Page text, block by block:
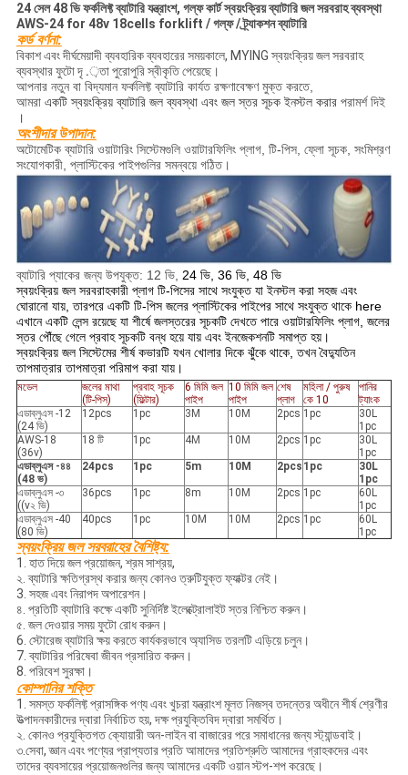
24 সেল 48 ভি ফর্কলিফ্ট ব্যাটারি যন্ত্রাংশ, গল্ফ কার্ট স্বয়ংক্রিয় ব্যাটারি জল সরবরাহ ব্যবস্থা
AWS-24 for 48v 18cells forklift / গল্ফ / ট্র্যাকশন ব্যাটারি
কর্ড বর্ণনা:
বিকাশ এবং দীর্ঘমেয়াদী ব্যবহারিক ব্যবহারের সময়কালে, MYING স্বয়ংক্রিয় জল সরবরাহ
ব্যবস্থার ফুটো দৃ .়তা পুরোপুরি স্বীকৃতি পেয়েছে।
আপনার নতুন বা বিদ্যমান ফর্কলিফ্ট ব্যাটারি কার্যত রক্ষণাবেক্ষণ মুক্ত করতে,
আমরা একটি স্বয়ংক্রিয় ব্যাটারি জল ব্যবস্থা এবং জল স্তর সূচক ইনস্টল করারপরামর্শ দিই
।
অংশীদারউপাদান:
অটোমেটিক ব্যাটারি ওয়াটারিং সিস্টেমগুলি ওয়াটারফিলিং প্লাগ, টি-পিস, ফ্লো সূচক, সংমিশ্রণ
সংযোগকারী, প্লাস্টিকের পাইপগুলির সমন্বয়ে গঠিত।
ব্যাটারি প্যাকের জন্য উপযুক্ত: 12 ভি, 24 ভি, 36 ভি, 48 ভি
স্বয়ংক্রিয় জল সরবরাহকারী প্লাগ টি-পিসের সাথে সংযুক্ত যা ইনস্টল করা সহজ এবং
ঘোরানো যায়, তারপরে একটি টি-পিস জলের প্লাস্টিকের পাইপের সাথে সংযুক্ত থাকে here
এখানে একটি লেন্স রয়েছে যা শীর্ষে জলস্তরের সূচকটি দেখতে পারে ওয়াটারফিলিং প্লাগ, জলের
স্তর পৌঁছে গেলে প্রবাহ সূচকটি বন্ধ হয়ে যায় এবং ইনজেকশনটি সমাপ্ত হয়।
স্বয়ংক্রিয় জল সিস্টেমের শীর্ষ কভারটি যখন খোলার দিকে ঝুঁকে থাকে, তখন বৈদ্যুতিন
তাপমাত্রার তাপমাত্রা পরিমাপ করা যায়।
মডেল
জলের মাথা
(টি-পিস)
প্রবাহ সূচক
(ফিল্টার)
6 মিমি জল
পাইপ
10 মিমি জল
পাইপ
শেষ
প্লাগ
মহিলা / পুরুষ
কে 10
পানির
ট্যাংক
এডাব্লুএস -12
(24 ভি)
12pcs 1pc 3M 10M 2pcs 1pc
30L
1pc
AWS-18
(36v)
18 টি 1pc 4M 10M 2pcs 1pc
30L
1pc
এডাব্লুএস -৪৪
(48 ভ)
24pcs 1pc 5m 10M 2pcs 1pc
30L
1pc
এডাব্লুএস -৩
((v২ ভি)
36pcs 1pc 8m 10M 2pcs 1pc
60L
1pc
এডাব্লুএস -40
(80 ভি)
40pcs 1pc 10M 10M 2pcs 1pc
60L
1pc
স্বয়ংক্রিয় জল সরবরাহের বৈশিষ্ট্য:
1. হাত দিয়ে জল প্রয়োজন, শ্রম সাশ্রয়,
২. ব্যাটারি ক্ষতিগ্রস্থ করার জন্য কোনও ত্রুটিযুক্ত ফ্যাক্টর নেই।
3. সহজ এবং নিরাপদ অপারেশন।
৪. প্রতিটি ব্যাটারি কক্ষে একটি সুনির্দিষ্ট ইলেক্ট্রোলাইট স্তর নিশ্চিত করুন।
৫. জল দেওয়ার সময় ফুটো রোধ করুন।
6. স্টোরেজ ব্যাটারি ক্ষয় করতে কার্যকরভাবে অ্যাসিড তরলটি এড়িয়ে চলুন।
7. ব্যাটারির পরিষেবা জীবন প্রসারিত করুন।
8. পরিবেশ সুরক্ষা।
কোম্পানির শক্তি
1. সমস্ত ফর্কলিফ্ট প্রাসঙ্গিক পণ্য এবং খুচরা যন্ত্রাংশ মূলত নিজস্ব তদন্তের অধীনে শীর্ষ শ্রেণীর
উত্পাদনকারীদের দ্বারা নির্বাচিত হয়, দক্ষ প্রযুক্তিবিদ দ্বারা সমর্থিত।
২. কোনও প্রযুক্তিগত ক্যোয়ারী অন-লাইন বা বাজারের পরে সমাধানের জন্য স্ট্যান্ডবাই।
৩.সেবা, জ্ঞান এবং পণ্যের প্রাপ্যতার প্রতি আমাদের প্রতিশ্রুতি আমাদের গ্রাহকদের এবং
তাদের ব্যবসায়ের প্রয়োজনগুলির জন্য আমাদের একটি ওয়ান স্টপ-শপ করেছে।